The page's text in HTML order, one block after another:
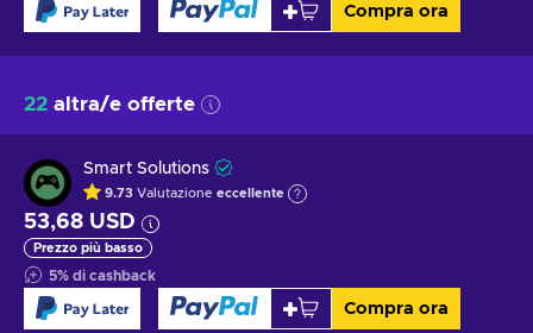
Compra ora
22 altra/e offerte
Smart Solutions
9.73 Valutazione eccellente
53,68 USD
Prezzo più basso
5% di cashback
Compra ora